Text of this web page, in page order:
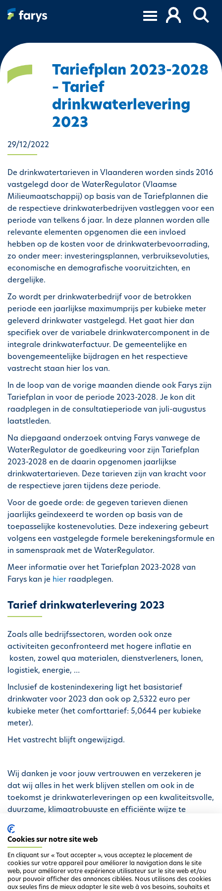
a
Tariefplan 2023-2028
– Tarief
drinkwaterlevering
2023
29/12/2022
De drinkwatertarieven in Vlaanderen worden sinds 2016
vastgelegd door de WaterRegulator (Vlaamse
Milieumaatschappij) op basis van de Tariefplannen die
de respectieve drinkwaterbedrijven vastleggen voor een
periode van telkens 6 jaar. In deze plannen worden alle
relevante elementen opgenomen die een invloed
hebben op de kosten voor de drinkwaterbevoorrading,
zo onder meer: investeringsplannen, verbruiksevoluties,
economische en demografische vooruitzichten, en
dergelijke.
Zo wordt per drinkwaterbedrijf voor de betrokken
periode een jaarlijkse maximumprijs per kubieke meter
geleverd drinkwater vastgelegd. Het gaat hier dan
specifiek over de variabele drinkwatercomponent in de
integrale drinkwaterfactuur. De gemeentelijke en
bovengemeentelijke bijdragen en het respectieve
vastrecht staan hier los van.
In de loop van de vorige maanden diende ook Farys zijn
Tariefplan in voor de periode 2023-2028. Je kon dit
raadplegen in de consultatieperiode van juli-augustus
laatstleden.
Na diepgaand onderzoek ontving Farys vanwege de
WaterRegulator de goedkeuring voor zijn Tariefplan
2023-2028 en de daarin opgenomen jaarlijkse
drinkwatertarieven. Deze tarieven zijn van kracht voor
de respectieve jaren tijdens deze periode.
Voor de goede orde: de gegeven tarieven dienen
jaarlijks geïndexeerd te worden op basis van de
toepasselijke kostenevoluties. Deze indexering gebeurt
volgens een vastgelegde formele berekeningsformule en
in samenspraak met de WaterRegulator.
Meer informatie over het Tariefplan 2023-2028 van
Farys kan je hier raadplegen.
Tarief drinkwaterlevering 2023
Zoals alle bedrijfssectoren, worden ook onze
activiteiten geconfronteerd met hogere inflatie en
kosten, zowel qua materialen, dienstverleners, lonen,
logistiek, energie, …
Inclusief de kostenindexering ligt het basistarief
drinkwater voor 2023 dan ook op 2,5322 euro per
kubieke meter (het comforttarief: 5,0644 per kubieke
meter).
Het vastrecht blijft ongewijzigd.
Wij danken je voor jouw vertrouwen en verzekeren je
dat wij alles in het werk blijven stellen om ook in de
toekomst je drinkwaterleveringen op een kwaliteitsvolle,
duurzame, klimaatrobuuste en efficiënte wijze te
Cookies sur notre site web
En cliquant sur « Tout accepter », vous acceptez le placement de
cookies sur votre appareil pour améliorer la navigation dans le site
web, pour améliorer votre expérience utilisateur sur le site web et/ou
pour pouvoir afficher des annonces ciblées. Nous utilisons des cookies
aux seules fins de mieux adapter le site web à vos besoins, souhaits et